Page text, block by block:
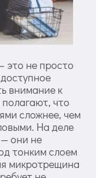
это не просто
внимание к
что
сложнее, чем
На деле
они не
тонким слоем
микротрещина